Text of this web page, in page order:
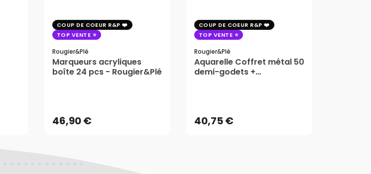
COUP DE COEUR R&P
TOP VENTE
Rougier&plé
Marqueurs acryliques
boîte 24 pcs - Rougier&Plé
46,90 €AJOUTER AU PANIER
COUP DE COEUR R&P
TOP VENTE
Rougier&plé
Aquarelle Coffret métal 50
demi-godets +
40,75 €AJOUTER AU PANIER